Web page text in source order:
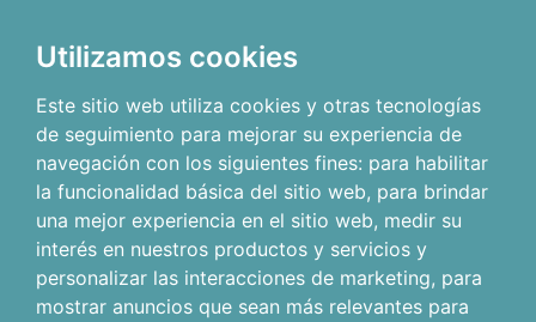
Utilizamos cookies
Este sitio web utiliza cookies y otras tecnologías
de seguimiento para mejorar su experiencia de
navegación con los siguientes fines: para habilitar
la funcionalidad básica del sitio web, para brindar
una mejor experiencia en el sitio web, medir su
interés en nuestros productos y servicios y
personalizar las interacciones de marketing, para
mostrar anuncios que sean más relevantes para